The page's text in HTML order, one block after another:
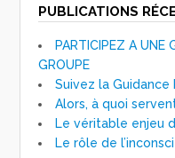
PUBLICATIONS
PARTICIPEZ A UNE
GROUPE
Suivez la
Alors, à quoi
Le véritable enjeu
Le rôle de